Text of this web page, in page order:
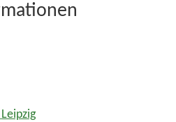
Leipzig